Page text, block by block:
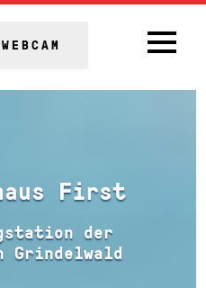
WEBCAM
First
der
Grindelwald